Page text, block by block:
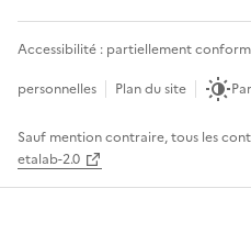
Accessibilité : partiellement
personnelles
Plan du site
Sauf mention contraire, tous les
etalab-2.0